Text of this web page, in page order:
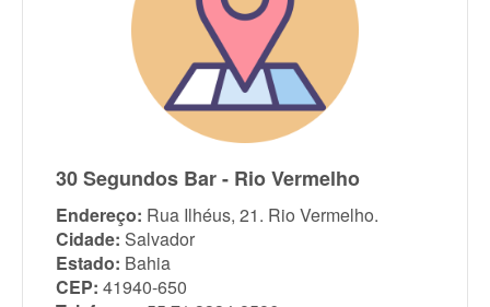
30 Segundos Bar - Rio Vermelho
Endereço: Rua Ilhéus, 21. Rio Vermelho.
Cidade: Salvador
Estado: Bahia
CEP: 41940-650